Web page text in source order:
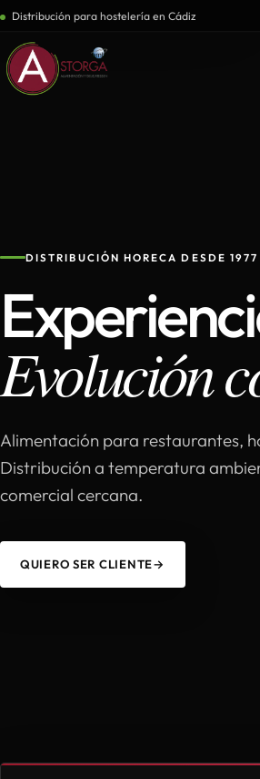
Distribución para hostelería en Cádiz
DISTRIBUCIÓN HORECA DESDE 1977
Evolución
Alimentación para restaurantes,
Distribución a temperatura
comercial cercana.
QUIERO SER CLIENTE→